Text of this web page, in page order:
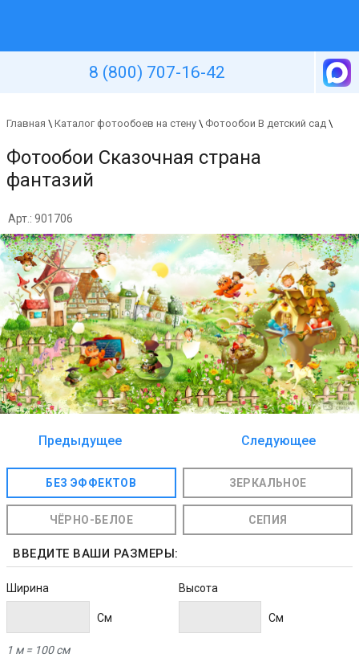
8 (800) 707-16-42
Главная \ Каталог фотообоев на стену \ Фотообои В детский сад \
Фотообои Сказочная страна
фантазий
Арт.: 901706
Предыдущее
Следующее
БЕЗ ЭФФЕКТОВ ЗЕРКАЛЬНОЕ
ЧЁРНО-БЕЛОЕ СЕПИЯ
ВВЕДИТЕ ВАШИ РАЗМЕРЫ:
Ширина
Cм
Высота
Cм
1 м = 100 см